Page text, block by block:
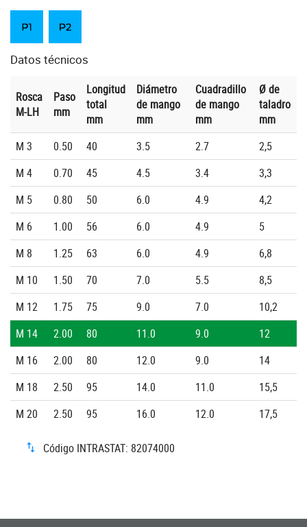
Datos técnicos
Rosca
M-LH
Paso
mm
Longitud
total
mm
Diámetro
de mango
mm
Cuadradillo
de mango
mm
Ø de
taladro
mm
M 3
0.50 40 3.5 2.7
2,5
M 4
0.70 45 4.5 3.4
3,3
M 5
0.80 50 6.0 4.9
4,2
M 6
1.00 56 6.0 4.9
5
M 8
1.25 63 6.0 4.9
6,8
M 10
1.50 70 7.0 5.5
8,5
M 12
1.75 75 9.0 7.0
10,2
M 14
2.00 80 11.0 9.0
12
M 16
2.00 80 12.0 9.0
14
M 18
2.50 95 14.0 11.0
15,5
M 20
2.50 95 16.0 12.0 17,5
Código INTRASTAT: 82074000